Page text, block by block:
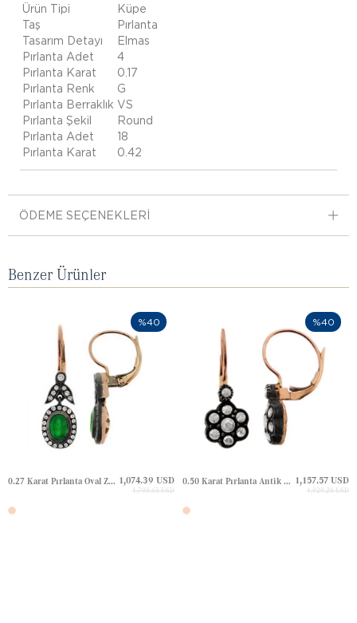
Ürün Tipi
Küpe
Taş
Pırlanta
Tasarım Detayı
Elmas
Pırlanta Adet
4
Pırlanta Karat
0.17
Pırlanta Renk
G
Pırlanta Berraklık VS
Pırlanta Şekil
Round
Pırlanta Adet
18
Pırlanta Karat
0.42
ÖDEME SEÇENEKLERI
Benzer Ürünler
0.27 Karat Pırlanta Oval Zümrüt Yaprak Halo Elmas Altın Küpe 1,074.39 USD
1,790.65 USD
%40
0.50 Karat Pırlanta Antik Çiçek Aurası Elmas Gül Kesim Elmas Altın Küpe 1,157.57 USD
1,929.28 USD
%40